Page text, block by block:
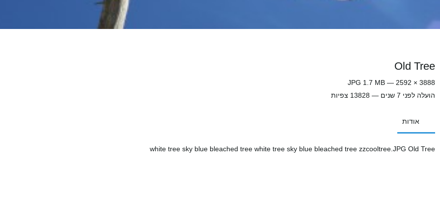
Old Tree
3888 × 2592 — JPG 1.7 MB
הועלה לפני 7 שנים — 13828 צפיות
אודות
white tree sky blue bleached tree white tree sky blue bleached tree zzcooltree.JPG Old Tree